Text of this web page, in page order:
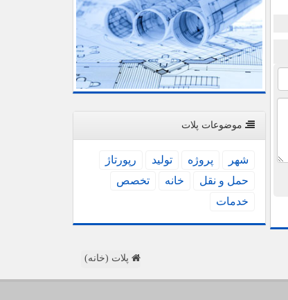
موضوعات پلات
شهر پروژه تولید
رپورتاژ
حمل و نقل
خانه
تخصص
خدمات
پلات (خانه)